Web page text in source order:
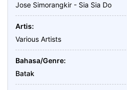
Jose Simorangkir - Sia Sia Do
Artis
Various Artists
Bahasa/Genre
Batak